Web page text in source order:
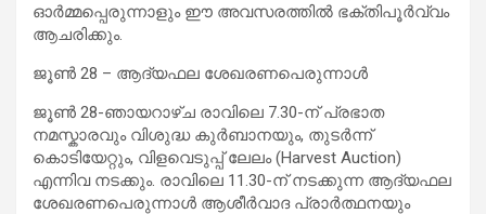
ഓർമ്മപ്പെരുന്നാളും ഈ അവസരത്തിൽ ഭക്തിപൂർവ്വം
ആചരിക്കും.
ജൂൺ 28 – ആദ്യഫല ശേഖരണപെരുന്നാൾ
ജൂൺ 28-ഞായറാഴ്ച രാവിലെ 7.30-ന് പ്രഭാത
നമസ്കാരവും വിശുദ്ധ കുർബാനയും, തുടർന്ന്
കൊടിയേറ്റും, വിളവെടുപ്പ് ലേലം (Harvest Auction)
എന്നിവ നടക്കും. രാവിലെ 11.30-ന് നടക്കുന്ന ആദ്യഫല
ശേഖരണപെരുന്നാൾ ആശീർവാദ പ്രാർത്ഥനയും